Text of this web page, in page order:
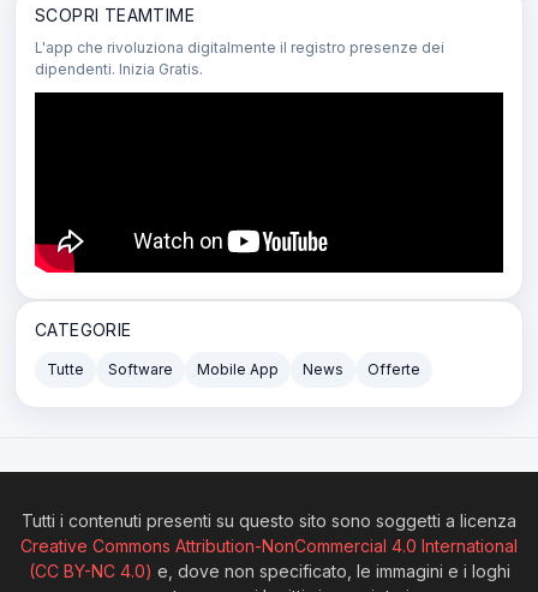
SCOPRI TEAMTIME
L'app che rivoluziona digitalmente il registro presenze dei
dipendenti. Inizia Gratis.
CATEGORIE
Tutte Software Mobile App News Offerte
Tutti i contenuti presenti su questo sito sono soggetti a licenza
Creative Commons Attribution-NonCommercial 4.0 International
(CC BY-NC 4.0) e, dove non specificato, le immagini e i loghi